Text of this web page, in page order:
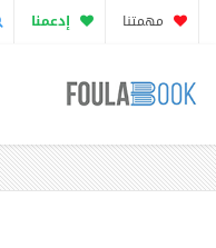
مهمتنا إدعمنا